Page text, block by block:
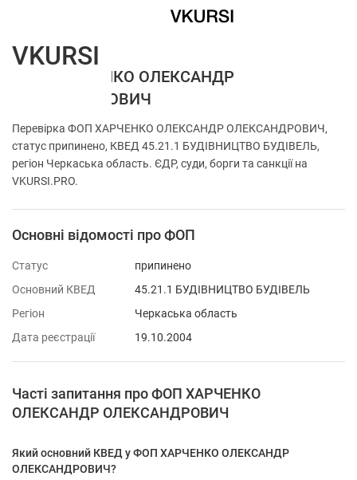
ФОП ХАРЧЕНКО ОЛЕКСАНДР
ОЛЕКСАНДРОВИЧ
Перевірка ФОП ХАРЧЕНКО ОЛЕКСАНДР ОЛЕКСАНДРОВИЧ,
статус припинено, КВЕД 45.21.1 БУДІВНИЦТВО БУДІВЕЛЬ,
регіон Черкаська область. ЄДР, суди, борги та санкції на
VKURSI.PRO.
Основні відомості про ФОП
Статус
припинено
Основний КВЕД
45.21.1 БУДІВНИЦТВО БУДІВЕЛЬ
Регіон
Черкаська область
Дата реєстрації
19.10.2004
Часті запитання про ФОП ХАРЧЕНКО
ОЛЕКСАНДР ОЛЕКСАНДРОВИЧ
Який основний КВЕД у ФОП ХАРЧЕНКО ОЛЕКСАНДР
ОЛЕКСАНДРОВИЧ?
VKURSI